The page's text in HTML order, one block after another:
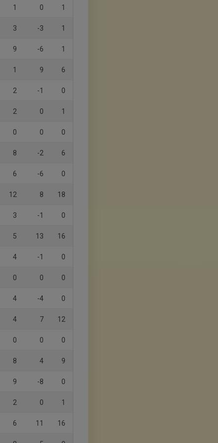
1 0 1
3 -3 1
9 -6 1
1 9 6
2 -1 0
2 0 1
0 0 0
8 -2 6
6 -6 0
12 8 18
3 -1 0
5 13 16
4 -1 0
0 0 0
4 -4 0
4 7 12
0 0 0
8 4 9
9 -8 0
2 0 1
6 11 16